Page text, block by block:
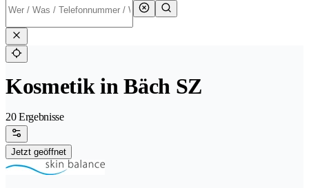
Kosmetik in Bäch SZ
20 Ergebnisse
Jetzt geöffnet